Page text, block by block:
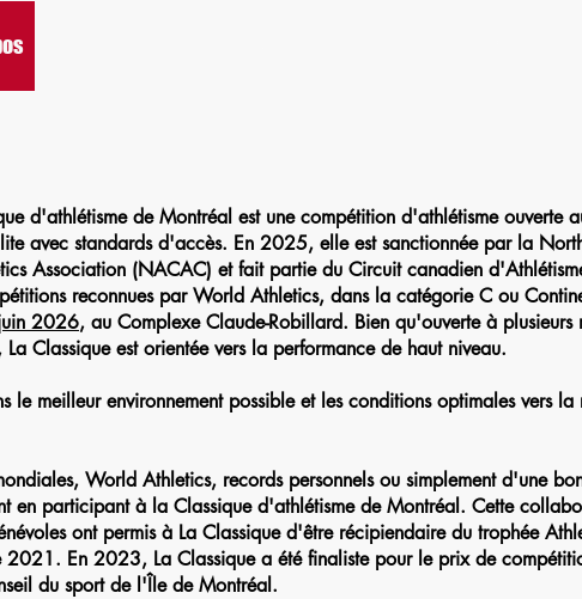
d'athlétisme de Montréal est une compétition d'athlétisme ouverte
avec standards d'accès. En 2025, elle est sanctionnée par la
Association (NACAC) et fait partie du Circuit canadien
reconnues par World Athletics, dans la catégorie C ou
2026, au Complexe Claude-Robillard. Bien qu'ouverte à plusieurs
Classique est orientée vers la performance de haut niveau.​
le meilleur environnement possible et les conditions optimales vers
World Athletics, records personnels ou simplement d'une
en participant à la Classique d'athlétisme de Montréal. Cette
ont permis à La Classique d'être récipiendaire du trophée
2021. En 2023, La Classique a été finaliste pour le prix de
du sport de l'Île de Montréal.